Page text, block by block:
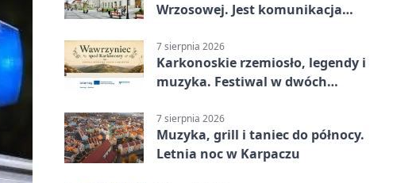
Wrzosowej. Jest komunikacja
7 sierpnia 2026
Karkonoskie rzemiosło, legendy i
muzyka. Festiwal w dwóch
7 sierpnia 2026
Muzyka, grill i taniec do północy.
Letnia noc w Karpaczu